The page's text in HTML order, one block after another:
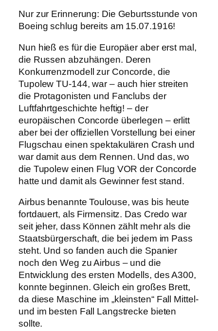
Nur zur Erinnerung: Die Geburtsstunde von
Boeing schlug bereits am 15.07.1916!
Nun hieß es für die Europäer aber erst mal,
die Russen abzuhängen. Deren
Konkurrenzmodell zur Concorde, die
Tupolew TU-144, war – auch hier streiten
die Protagonisten und Fanclubs der
Luftfahrtgeschichte heftig! – der
europäischen Concorde überlegen – erlitt
aber bei der offiziellen Vorstellung bei einer
Flugschau einen spektakulären Crash und
war damit aus dem Rennen. Und das, wo
die Tupolew einen Flug VOR der Concorde
hatte und damit als Gewinner fest stand.
Airbus benannte Toulouse, was bis heute
fortdauert, als Firmensitz. Das Credo war
seit jeher, dass Können zählt mehr als die
Staatsbürgerschaft, die bei jedem im Pass
steht. Und so fanden auch die Spanier
noch den Weg zu Airbus – und die
Entwicklung des ersten Modells, des A300,
konnte beginnen. Gleich ein großes Brett,
da diese Maschine im „kleinsten“ Fall Mittel-
und im besten Fall Langstrecke bieten
sollte.